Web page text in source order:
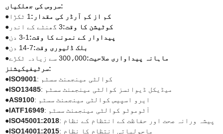
سروس کی جھلکیاں:
●
کم از کم آرڈر کی مقدار: 1 ٹکڑا
●
کوٹیشن کا وقت:3 گھنٹے کے اندر
●
پیداوار کے نمونے کا وقت: 1-3 دن
●
بلک ڈلیوری وقت:7-14 دن
●
ماہانہ پیداواری صلاحیت:300،000 سے زیادہ ٹکڑے
سرٹیفیکیشنز:
●ISO9001
: کوالٹی مینجمنٹ سسٹم
●ISO13485
: میڈیکل ڈیوائسز کوالٹی مینجمنٹ سسٹم
●AS9100
: ایرو اسپیس کوالٹی مینجمنٹ سسٹم
●IATF16949
: آٹوموٹو کوالٹی مینجمنٹ سسٹم
●ISO45001:2018
: پیشہ ورانہ صحت اور حفاظت کے انتظام کے نظام
●ISO14001:2015
: ماحولیاتی انتظام کا نظام